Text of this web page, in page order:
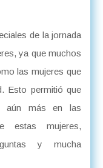
de la jornada
ya que muchos
las mujeres que
Esto permitió que
aún más en las
estas mujeres,
y mucha